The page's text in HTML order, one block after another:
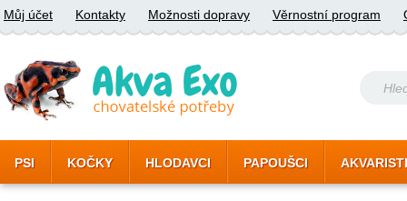
Můj účet Kontakty Možnosti dopravy Věrnostní program
PSI KOČKY HLODAVCI PAPOUŠCI